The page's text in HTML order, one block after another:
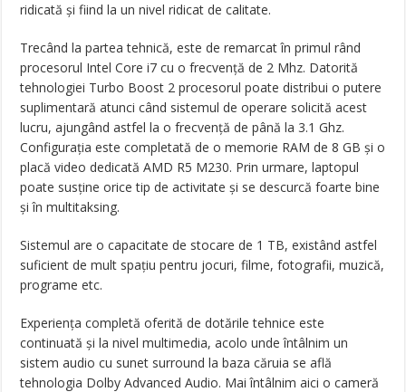
ridicată și fiind la un nivel ridicat de calitate.
Trecând la partea tehnică, este de remarcat în primul rând
procesorul Intel Core i7 cu o frecvență de 2 Mhz. Datorită
tehnologiei Turbo Boost 2 procesorul poate distribui o putere
suplimentară atunci când sistemul de operare solicită acest
lucru, ajungând astfel la o frecvență de până la 3.1 Ghz.
Configurația este completată de o memorie RAM de 8 GB și o
placă video dedicată AMD R5 M230. Prin urmare, laptopul
poate susține orice tip de activitate și se descurcă foarte bine
și în multitaksing.
Sistemul are o capacitate de stocare de 1 TB, existând astfel
suficient de mult spațiu pentru jocuri, filme, fotografii, muzică,
programe etc.
Experiența completă oferită de dotările tehnice este
continuată și la nivel multimedia, acolo unde întâlnim un
sistem audio cu sunet surround la baza căruia se află
tehnologia Dolby Advanced Audio. Mai întâlnim aici o cameră